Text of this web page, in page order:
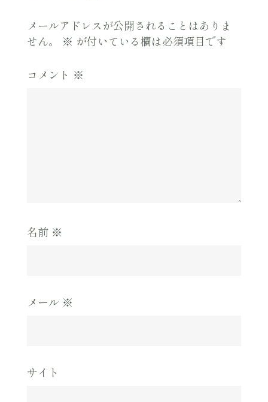
メールアドレスが公開されることはありま
せん。
※ が付いている欄は必須項目です
コメント ※
名前 ※
メール ※
サイト